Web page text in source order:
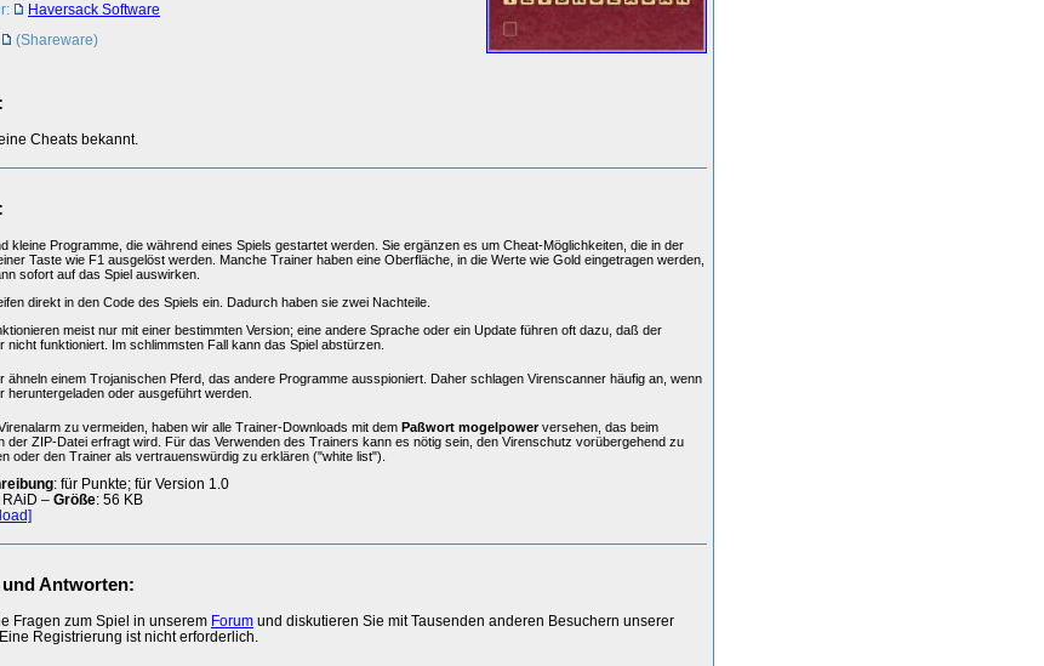
Haversack Software
(Shareware)
Cheats bekannt.
kleine Programme, die während eines Spiels gestartet werden. Sie ergänzen es um Cheat-Möglichkeiten, die in der
Taste wie F1 ausgelöst werden. Manche Trainer haben eine Oberfläche, in die Werte wie Gold eingetragen werden,
sofort auf das Spiel auswirken.
direkt in den Code des Spiels ein. Dadurch haben sie zwei Nachteile.
meist nur mit einer bestimmten Version; eine andere Sprache oder ein Update führen oft dazu, daß der
nicht funktioniert. Im schlimmsten Fall kann das Spiel abstürzen.
ähneln einem Trojanischen Pferd, das andere Programme ausspioniert. Daher schlagen Virenscanner häufig an, wenn
heruntergeladen oder ausgeführt werden.
zu vermeiden, haben wir alle Trainer-Downloads mit dem Paßwort mogelpowerversehen, das beim
der ZIP-Datei erfragt wird. Für das Verwenden des Trainers kann es nötig sein, den Virenschutz vorübergehend zu
oder den Trainer als vertrauenswürdig zu erklären ("white list").
: für Punkte; für Version 1.0
RAiD – Größe: 56 KB
und Antworten:
Fragen zum Spiel in unserem Forum und diskutieren Sie mit Tausenden anderen Besuchern unserer
Registrierung ist nicht erforderlich.